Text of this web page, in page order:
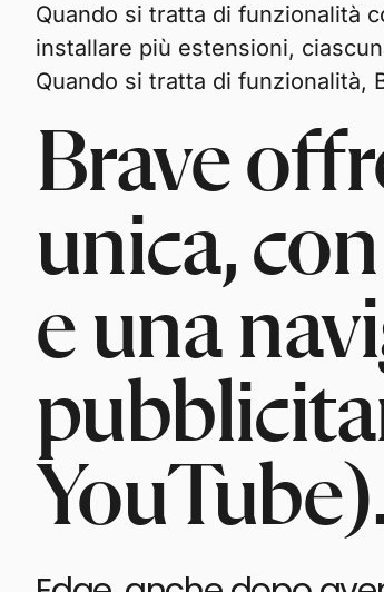
Quando si tratta di funzionalità
installare più estensioni,
Quando si tratta di funzionalità,
Brave
unica,
e una